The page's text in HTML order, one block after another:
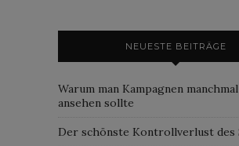
NEUESTE BEITRÄGE
Warum man Kampagnen
ansehen sollte
Der schönste Kontrollverlust des